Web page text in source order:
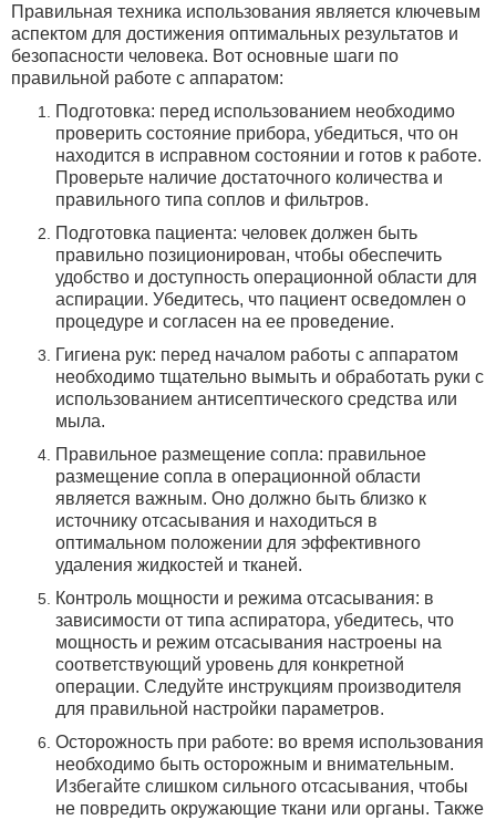
Правильная техника использования является ключевым
аспектом для достижения оптимальных результатов и
безопасности человека. Вот основные шаги по
правильной работе с аппаратом:
Подготовка: перед использованием необходимо
проверить состояние прибора, убедиться, что он
находится в исправном состоянии и готов к работе.
Проверьте наличие достаточного количества и
правильного типа соплов и фильтров.
Подготовка пациента: человек должен быть
правильно позиционирован, чтобы обеспечить
удобство и доступность операционной области для
аспирации. Убедитесь, что пациент осведомлен о
процедуре и согласен на ее проведение.
Гигиена рук: перед началом работы с аппаратом
необходимо тщательно вымыть и обработать руки с
использованием антисептического средства или
мыла.
Правильное размещение сопла: правильное
размещение сопла в операционной области
является важным. Оно должно быть близко к
источнику отсасывания и находиться в
оптимальном положении для эффективного
удаления жидкостей и тканей.
Контроль мощности и режима отсасывания: в
зависимости от типа аспиратора, убедитесь, что
мощность и режим отсасывания настроены на
соответствующий уровень для конкретной
операции. Следуйте инструкциям производителя
для правильной настройки параметров.
Осторожность при работе: во время использования
необходимо быть осторожным и внимательным.
Избегайте слишком сильного отсасывания, чтобы
не повредить окружающие ткани или органы. Также